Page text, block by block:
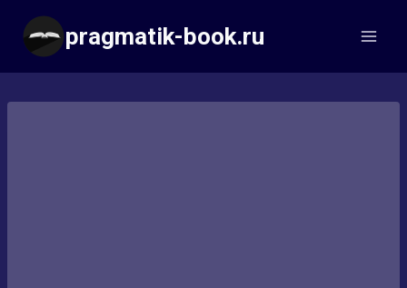
Перейти
содержимому
pragmatik-book.ru